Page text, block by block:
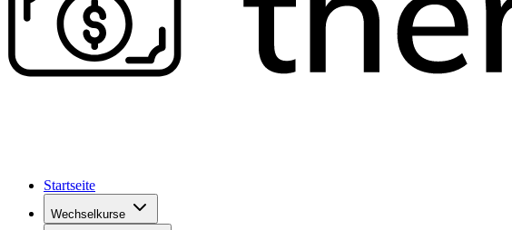
Startseite
Wechselkurse